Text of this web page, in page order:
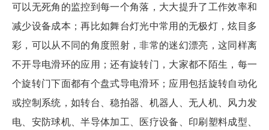
可以无死角的监控到每一个角落，大大提升了工作效率和
减少设备成本；再比如舞台灯光中常用的无极灯，炫目多
彩，可以从不同的角度照射，非常的迷幻漂亮，这同样离
不开导电滑环的应用；还有旋转门，大家都不陌生，每一
个旋转门下面都有个盘式导电滑环；应用包括旋转自动化
或控制系统，如转台、稳拍器、机器人、无人机、风力发
电、安防球机、半导体加工、医疗设备、印刷塑料成型、